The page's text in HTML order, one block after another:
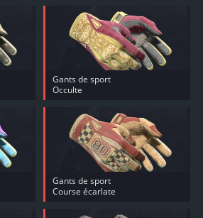
Gants de sport
Occulte
Gants de sport
Course écarlate